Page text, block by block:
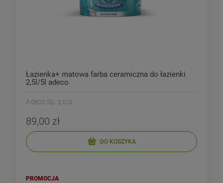
Łazienka+ matowa farba ceramiczna do łazienki
2,5l/5l adeco
Adeco Sp. z o.o.
89,00 zł
DO KOSZYKA
PROMOCJA